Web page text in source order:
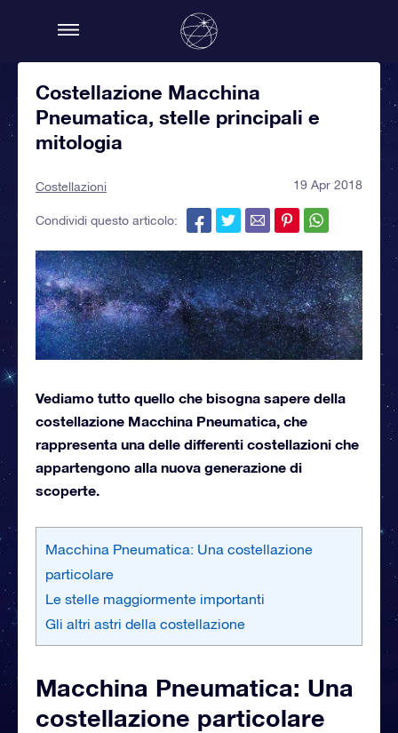
Costellazione Macchina
Pneumatica, stelle principali e
mitologia
Costellazioni 19 Apr 2018
Condividi questo articolo:
Vediamo tutto quello che bisogna sapere della
costellazione Macchina Pneumatica, che
rappresenta una delle differenti costellazioni che
appartengono alla nuova generazione di
scoperte.
Macchina Pneumatica: Una costellazione
particolare
Le stelle maggiormente importanti
Gli altri astri della costellazione
Macchina Pneumatica: Una
costellazione particolare